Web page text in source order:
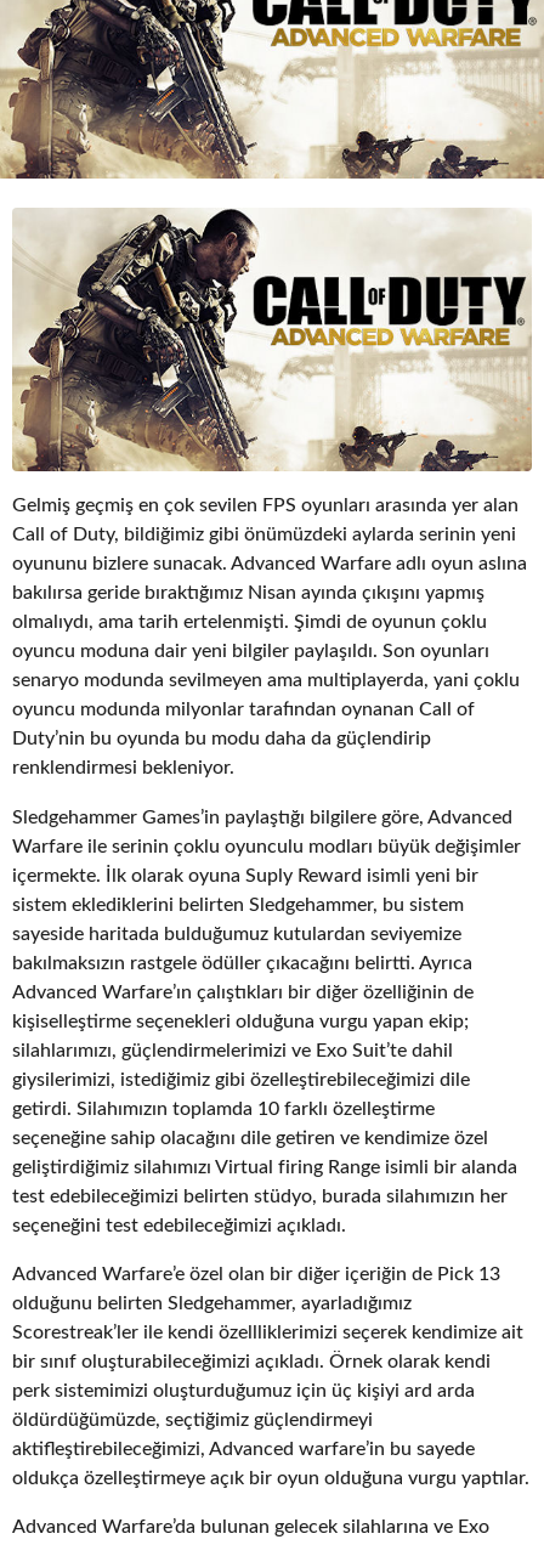
Gelmiş geçmiş en çok sevilen FPS oyunları arasında yer alan
Call of Duty, bildiğimiz gibi önümüzdeki aylarda serinin yeni
oyununu bizlere sunacak. Advanced Warfare adlı oyun aslına
bakılırsa geride bıraktığımız Nisan ayında çıkışını yapmış
olmalıydı, ama tarih ertelenmişti. Şimdi de oyunun çoklu
oyuncu moduna dair yeni bilgiler paylaşıldı. Son oyunları
senaryo modunda sevilmeyen ama multiplayerda, yani çoklu
oyuncu modunda milyonlar tarafından oynanan Call of
Duty’nin bu oyunda bu modu daha da güçlendirip
renklendirmesi bekleniyor.
Sledgehammer Games’in paylaştığı bilgilere göre, Advanced
Warfare ile serinin çoklu oyunculu modları büyük değişimler
içermekte. İlk olarak oyuna Suply Reward isimli yeni bir
sistem eklediklerini belirten Sledgehammer, bu sistem
sayeside haritada bulduğumuz kutulardan seviyemize
bakılmaksızın rastgele ödüller çıkacağını belirtti. Ayrıca
Advanced Warfare’ın çalıştıkları bir diğer özelliğinin de
kişiselleştirme seçenekleri olduğuna vurgu yapan ekip;
silahlarımızı, güçlendirmelerimizi ve Exo Suit’te dahil
giysilerimizi, istediğimiz gibi özelleştirebileceğimizi dile
getirdi. Silahımızın toplamda 10 farklı özelleştirme
seçeneğine sahip olacağını dile getiren ve kendimize özel
geliştirdiğimiz silahımızı Virtual firing Range isimli bir alanda
test edebileceğimizi belirten stüdyo, burada silahımızın her
seçeneğini test edebileceğimizi açıkladı.
Advanced Warfare’e özel olan bir diğer içeriğin de Pick 13
olduğunu belirten Sledgehammer, ayarladığımız
Scorestreak’ler ile kendi özellliklerimizi seçerek kendimize ait
bir sınıf oluşturabileceğimizi açıkladı. Örnek olarak kendi
perk sistemimizi oluşturduğumuz için üç kişiyi ard arda
öldürdüğümüzde, seçtiğimiz güçlendirmeyi
aktifleştirebileceğimizi, Advanced warfare’in bu sayede
oldukça özelleştirmeye açık bir oyun olduğuna vurgu yaptılar.
Advanced Warfare’da bulunan gelecek silahlarına ve Exo